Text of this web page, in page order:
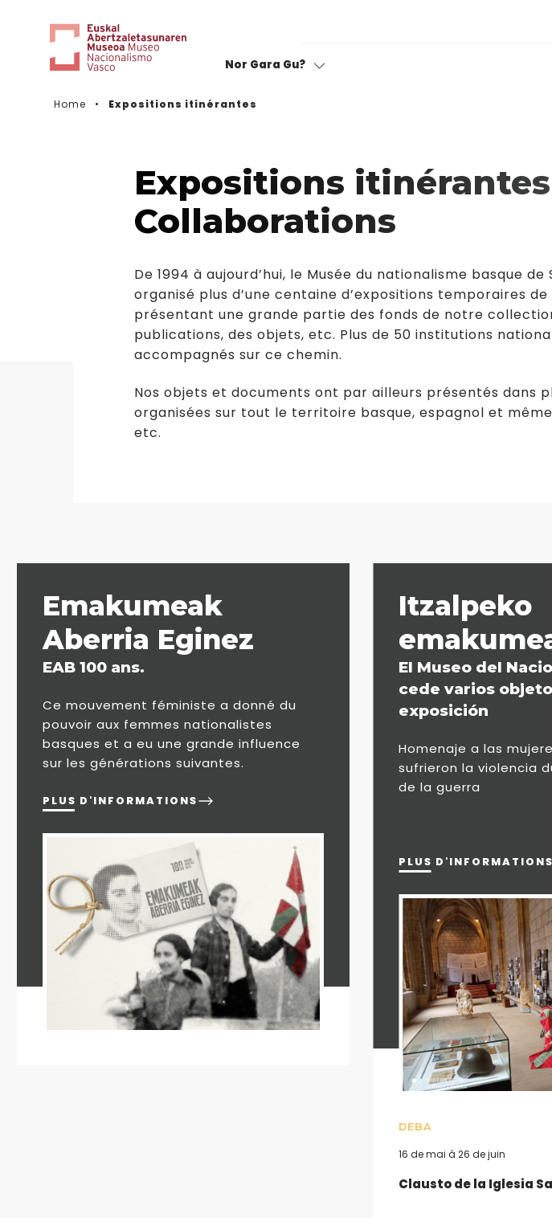
Nor Gara Gu?
Home Expositions itinérantes
Expositions
Collaborations
De 1994 à aujourd’hui, le Musée du nationalisme basque
organisé plus d’une centaine d’expositions temporaires
présentant une grande partie des fonds de notre
publications, des objets, etc. Plus de 50 institutions
accompagnés sur ce chemin.
Nos objets et documents ont par ailleurs présentés dans
organisées sur tout le territoire basque, espagnol et
etc.
Emakumeak
Aberria Eginez
EAB 100 ans.
Ce mouvement féministe a donné du
pouvoir aux femmes nationalistes
basques et a eu une grande influence
sur les générations suivantes.
PLUS D'INFORMATIONS
Itzalpeko
El Museo del
cede varios
exposición
Homenaje a las
sufrieron la violencia
de la guerra
PLUS D'INFORMATIONS
DEBA
16 de mai à 26 de juin
Clausto de la Iglesia